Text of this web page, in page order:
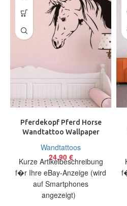
Pferdekopf Pferd Horse
Wandtattoo Wallpaper
Wand
Wandtattoos
24,90 €
Kurze Artikelbeschreibung
f�r Ihre eBay-Anzeige (wird
auf Smartphones
angezeigt)